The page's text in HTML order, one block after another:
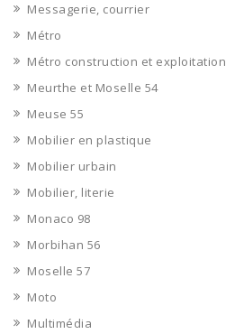
Messagerie, courrier
Métro
Métro construction et exploitation
Meurthe et Moselle 54
Meuse 55
Mobilier en plastique
Mobilier urbain
Mobilier, literie
Monaco 98
Morbihan 56
Moselle 57
Moto
Multimédia